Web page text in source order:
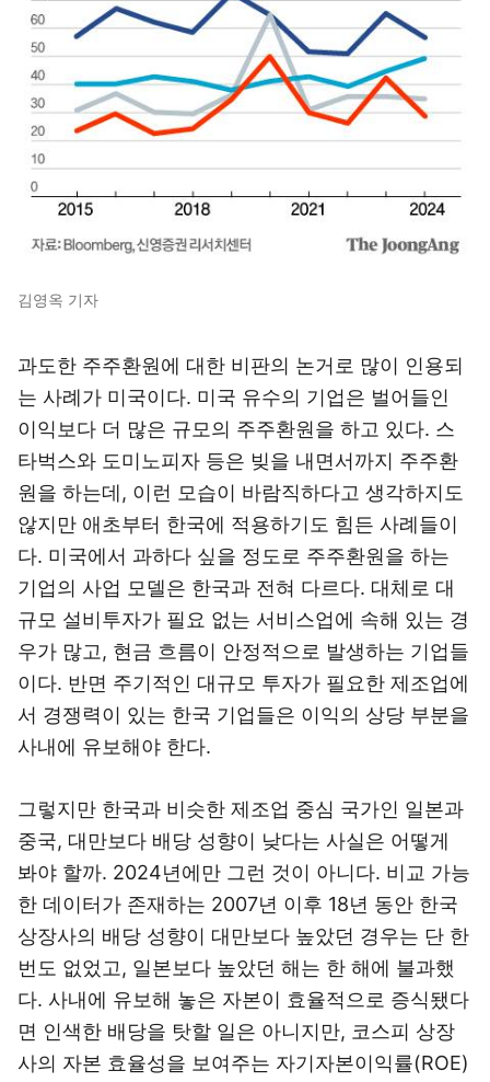
김영옥 기자
과도한 주주환원에 대한 비판의 논거로 많이 인용되
는 사례가 미국이다. 미국 유수의 기업은 벌어들인
이익보다 더 많은 규모의 주주환원을 하고 있다. 스
타벅스와 도미노피자 등은 빚을 내면서까지 주주환
원을 하는데, 이런 모습이 바람직하다고 생각하지도
않지만 애초부터 한국에 적용하기도 힘든 사례들이
다. 미국에서 과하다 싶을 정도로 주주환원을 하는
기업의 사업 모델은 한국과 전혀 다르다. 대체로 대
규모 설비투자가 필요 없는 서비스업에 속해 있는 경
우가 많고, 현금 흐름이 안정적으로 발생하는 기업들
이다. 반면 주기적인 대규모 투자가 필요한 제조업에
서 경쟁력이 있는 한국 기업들은 이익의 상당 부분을
사내에 유보해야 한다.
그렇지만 한국과 비슷한 제조업 중심 국가인 일본과
중국, 대만보다 배당 성향이 낮다는 사실은 어떻게
봐야 할까. 2024년에만 그런 것이 아니다. 비교 가능
한 데이터가 존재하는 2007년 이후 18년 동안 한국
상장사의 배당 성향이 대만보다 높았던 경우는 단 한
번도 없었고, 일본보다 높았던 해는 한 해에 불과했
다. 사내에 유보해 놓은 자본이 효율적으로 증식됐다
면 인색한 배당을 탓할 일은 아니지만, 코스피 상장
사의 자본 효율성을 보여주는 자기자본이익률(ROE)